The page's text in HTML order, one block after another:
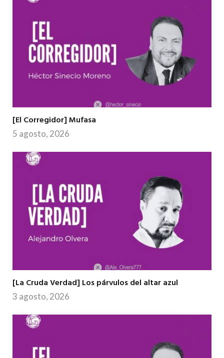
[El Corregidor] Mufasa
5 agosto, 2026
[La Cruda Verdad] Los párvulos del altar azul
3 agosto, 2026